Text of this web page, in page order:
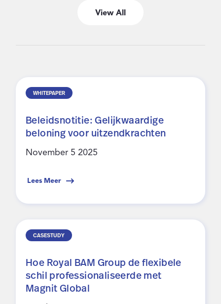
View All
WHITEPAPER
Beleidsnotitie: Gelijkwaardige
beloning voor uitzendkrachten
November 5 2025
Lees Meer
CASESTUDY
Hoe Royal BAM Group de flexibele
schil professionaliseerde met
Magnit Global